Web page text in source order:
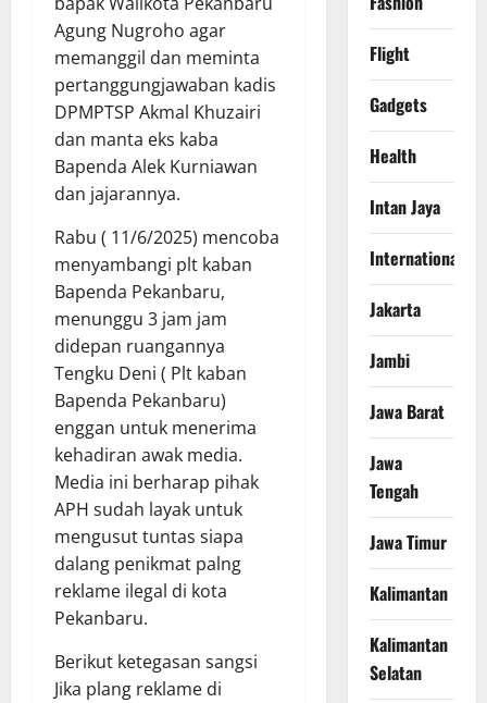
Agung Nugroho agar
memanggil dan meminta
pertanggungjawaban kadis
DPMPTSP Akmal Khuzairi
dan manta eks kaba
Bapenda Alek Kurniawan
dan jajarannya.
Rabu ( 11/6/2025) mencoba
menyambangi plt kaban
Bapenda Pekanbaru,
menunggu 3 jam jam
didepan ruangannya
Tengku Deni ( Plt kaban
Bapenda Pekanbaru)
enggan untuk menerima
kehadiran awak media.
Media ini berharap pihak
APH sudah layak untuk
mengusut tuntas siapa
dalang penikmat palng
reklame ilegal di kota
Pekanbaru.
Berikut ketegasan sangsi
Jika plang reklame di
Flight
Gadgets
Health
Intan Jaya
International
Jakarta
Jambi
Jawa Barat
Jawa
Tengah
Jawa Timur
Kalimantan
Kalimantan
Selatan